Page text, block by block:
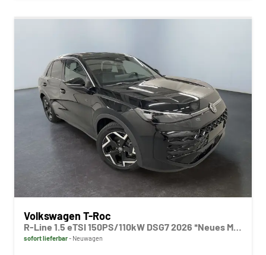
Volkswagen T-Roc
R-Line 1.5 eTSI 150PS/110kW DSG7 2026 *Neues Modell* | +AHK+PARK ASSIST PLUS+18"ALU
sofort lieferbar Neuwagen